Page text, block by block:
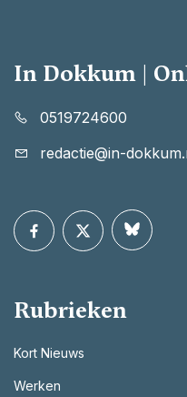
In Dokkum |
0519724600
redactie@in-
Rubrieken
Kort Nieuws
Werken